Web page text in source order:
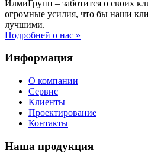
ИлмиГрупп – заботится о своих
огромные усилия, что бы наши
лучшими.
Подробней о нас »
Информация
О компании
Сервис
Клиенты
Проектирование
Контакты
Наша продукция